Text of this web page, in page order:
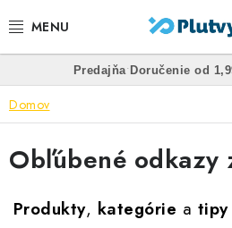
na
PLÁVANIE
ŠNORCHLOVANIE
FREEDIVING
SPEARFISHING
Predajňa• Doručenie od
Domov
Obľúbené odkazy
Produkty, kategórie a tipy